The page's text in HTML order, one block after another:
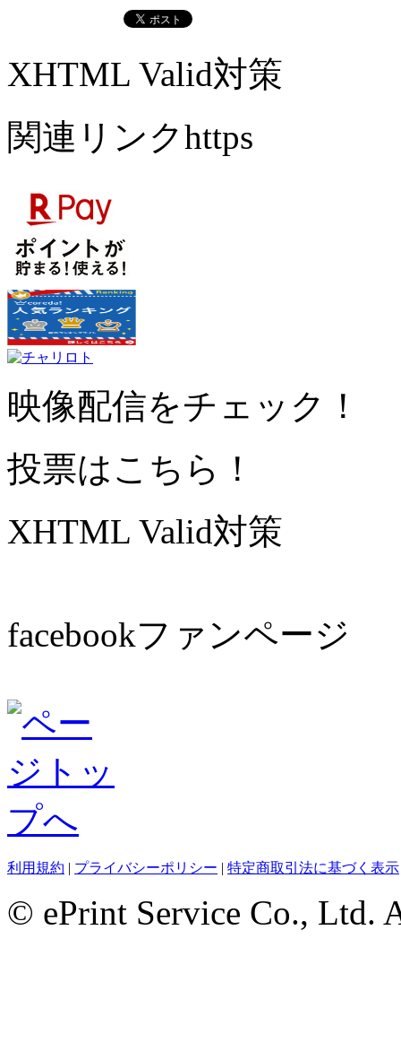
XHTML Valid対策
関連リンクhttps
映像配信をチェック！
投票はこちら！
XHTML Valid対策
facebookファンページ
利用規約 | プライバシーポリシー | 特定商取引法に基づく表示
© ePrint Service Co., Ltd.